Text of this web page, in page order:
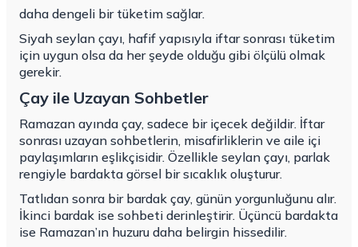
daha dengeli bir tüketim sağlar.
Siyah seylan çayı, hafif yapısıyla iftar sonrası tüketim
için uygun olsa da her şeyde olduğu gibi ölçülü olmak
gerekir.
Çay ile Uzayan Sohbetler
Ramazan ayında çay, sadece bir içecek değildir. İftar
sonrası uzayan sohbetlerin, misafirliklerin ve aile içi
paylaşımların eşlikçisidir. Özellikle seylan çayı, parlak
rengiyle bardakta görsel bir sıcaklık oluşturur.
Tatlıdan sonra bir bardak çay, günün yorgunluğunu alır.
İkinci bardak ise sohbeti derinleştirir. Üçüncü bardakta
ise Ramazan’ın huzuru daha belirgin hissedilir.